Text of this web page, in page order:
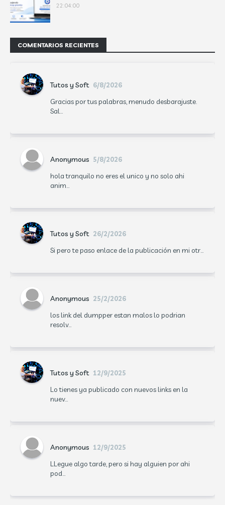
22:04:00
COMENTARIOS RECIENTES
Tutos y Soft 6/8/2026
Gracias por tus palabras, menudo desbarajuste.
Sal...
Anonymous 5/8/2026
hola tranquilo no eres el unico y no solo ahi
anim...
Tutos y Soft 26/2/2026
Si pero te paso enlace de la publicación en mi otr...
Anonymous 25/2/2026
los link del dumpper estan malos lo podrian
resolv...
Tutos y Soft 12/9/2025
Lo tienes ya publicado con nuevos links en la
nuev...
Anonymous 12/9/2025
LLegue algo tarde, pero si hay alguien por ahi
pod...